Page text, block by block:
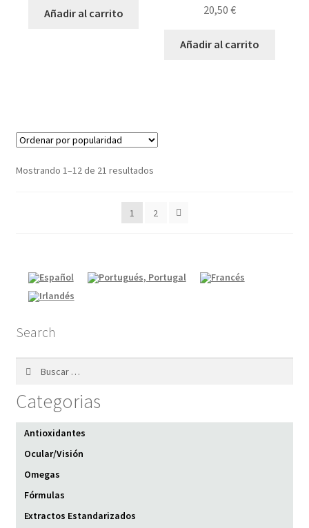
Añadir al carrito
20,50€
Añadir al carrito
Mostrando 1–12 de 21 resultados
1 2
Search
Categorias
Antioxidantes
Ocular/Visión
Omegas
Fórmulas
Extractos Estandarizados